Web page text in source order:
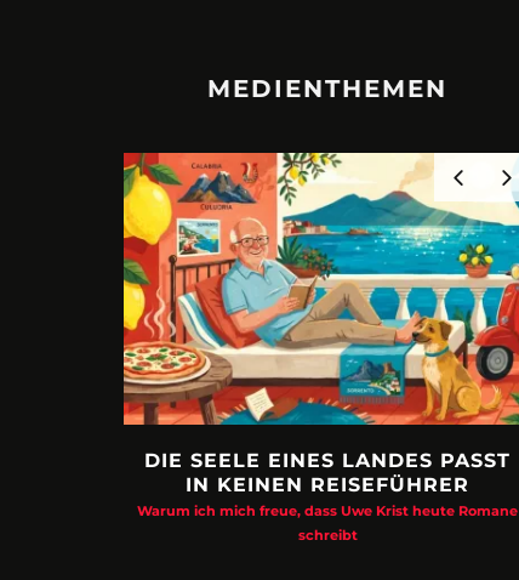
MEDIENTHEMEN
DIE SEELE EINES LANDES PASST
IN KEINEN REISEFÜHRER
Warum ich mich freue, dass Uwe Krist heute Romane
schreibt